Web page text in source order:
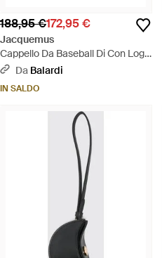
188,95 €172,95 €
Jacquemus
Cappello Da Baseball Di Con Logo
- Grigio
Da Balardi
IN SALDO